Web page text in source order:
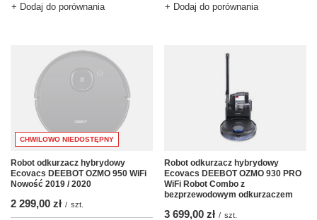
+ Dodaj do porównania + Dodaj do porównania
CHWILOWO NIEDOSTĘPNY
Robot odkurzacz hybrydowy
Ecovacs DEEBOT OZMO 950 WiFi
Nowość 2019 / 2020
2 299,00 zł / szt.
Robot odkurzacz hybrydowy
Ecovacs DEEBOT OZMO 930 PRO
WiFi Robot Combo z
bezprzewodowym odkurzaczem
3 699,00 zł / szt.